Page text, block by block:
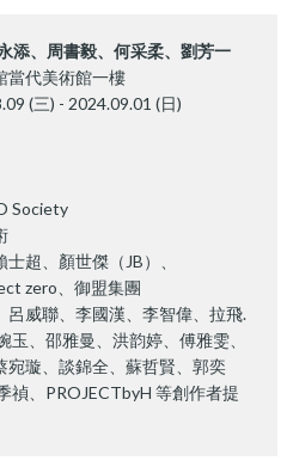
添、周書毅、何采柔、劉芳一
當代美術館一樓
(三) - 2024.09.01 (日)
Society
士超、顏世傑（JB）、
zero、御盟集團
呂威聯、李國漢、李智偉、拉飛.
玉、邵雅曼、洪韵婷、傅雅雯、
宛璇、談錦全、蘇哲賢、郭奕
禎、PROJECTbyH 等創作者提